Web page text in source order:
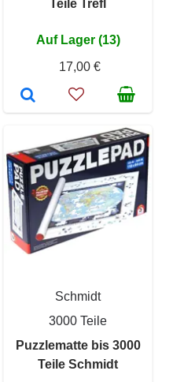
Teile Trefl
Auf Lager (13)
17,00 €
Schmidt
3000 Teile
Puzzlematte bis 3000
Teile Schmidt